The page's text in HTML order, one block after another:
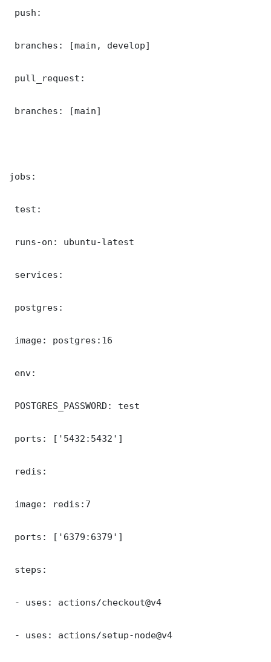
push:
branches: [main, develop]
pull_request:
branches: [main]
jobs:
test:
runs-on: ubuntu-latest
services:
postgres:
image: postgres:16
env:
POSTGRES_PASSWORD: test
ports: ['5432:5432']
redis:
image: redis:7
ports: ['6379:6379']
steps:
- uses: actions/checkout@v4
- uses: actions/setup-node@v4